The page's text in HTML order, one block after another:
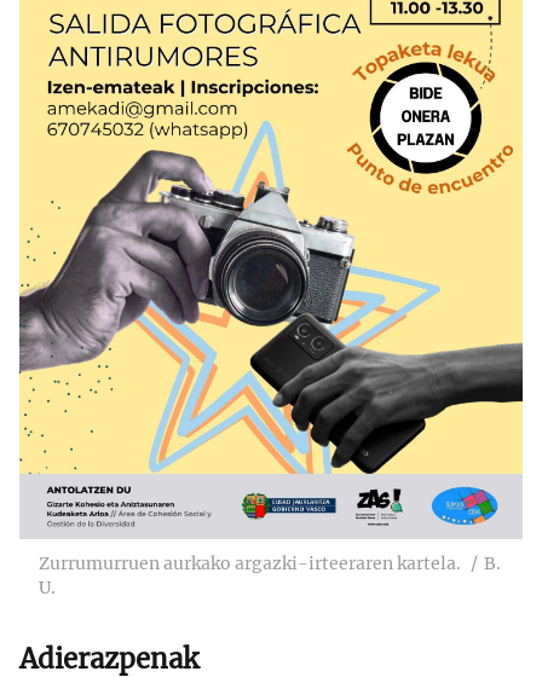
Zurrumurruen aurkako argazki-irteeraren kartela.
B.
U.
Adierazpenak